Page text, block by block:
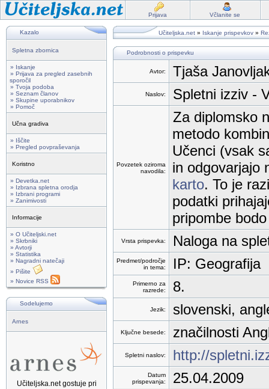
Prijava Včlanite se
Kazalo
Spletna zbornica
» Iskanje
» Prijava za pregled zasebnih
sporočil
» Tvoja podoba
» Seznam članov
» Skupine uporabnikov
» Pomoč
Učna gradiva
» Iščite
» Pregled povpraševanja
Koristno
» Devetka.net
» Izbrana spletna orodja
» Izbrani programi
» Zanimivosti
Informacije
» O Učiteljski.net
» Skrbniki
» Avtorji
» Statistika
» Nagradni natečaji
» Pišite
» Novice RSS
Sodelujemo
Arnes
Učiteljska.net gostuje pri
Učiteljska.net » Iskanje prispevkov »
Podrobnosti o prispevku
Avtor: Tjaša
Naslov: Spletni izziv -
Povzetek oziroma
navodila:
Za diplomsko
metodo
Učenci (vsak
in odgovarjajo
karto. To je
podatki
pripombe
Vrsta prispevka: Naloga na
Predmet/področje
in tema:
IP: Geografija
Primerno za
razrede:
8.
Jezik: slovenski,
Ključne besede: značilnosti
Spletni naslov: http://
Datum
prispevanja:
25.04.2009